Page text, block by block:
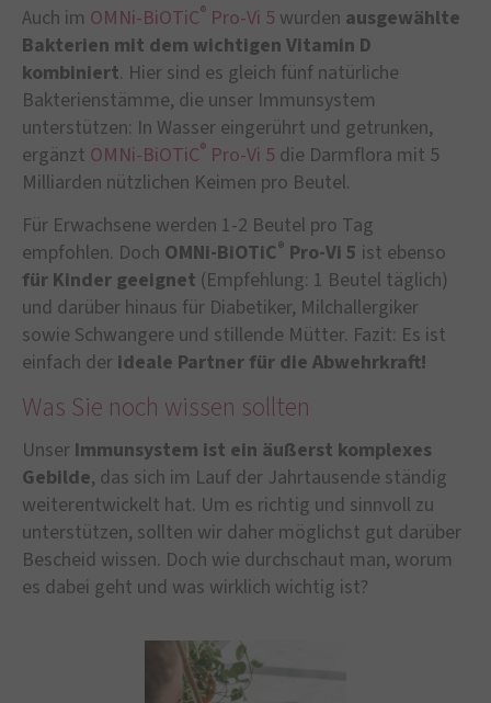
Auch im OMNi-BiOTiC® Pro-Vi 5 wurden ausgewählte
Bakterien mit dem wichtigen Vitamin D
kombiniert. Hier sind es gleich fünf natürliche
Bakterienstämme, die unser Immunsystem
unterstützen: In Wasser eingerührt und getrunken,
ergänzt OMNi-BiOTiC® Pro-Vi 5 die Darmflora mit 5
Milliarden nützlichen Keimen pro Beutel.
Für Erwachsene werden 1-2 Beutel pro Tag
empfohlen. Doch OMNi-BiOTiC® Pro-Vi 5 ist ebenso
für Kinder geeignet (Empfehlung: 1 Beutel täglich)
und darüber hinaus für Diabetiker, Milchallergiker
sowie Schwangere und stillende Mütter. Fazit: Es ist
einfach der ideale Partner für die Abwehrkraft!
Was Sie noch wissen sollten
Unser Immunsystem ist ein äußerst komplexes
Gebilde, das sich im Lauf der Jahrtausende ständig
weiterentwickelt hat. Um es richtig und sinnvoll zu
unterstützen, sollten wir daher möglichst gut darüber
Bescheid wissen. Doch wie durchschaut man, worum
es dabei geht und was wirklich wichtig ist?